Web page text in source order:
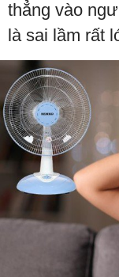
thẳng vào
là sai lầm rất